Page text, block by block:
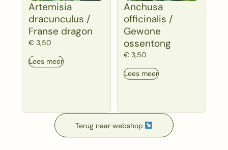
Artemisia
dracunculus /
Franse dragon
€ 3,50
Lees meer
Anchusa
officinalis /
Gewone
ossentong
€ 3,50
Lees meer
Terug naar webshop